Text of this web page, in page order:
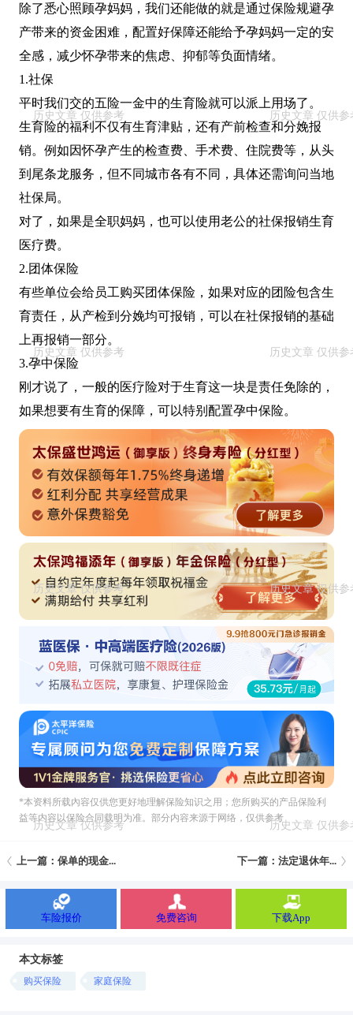
除了悉心照顾孕妈妈，我们还能做的就是通过保险规避孕
产带来的资金困难，配置好保障还能给予孕妈妈一定的安
全感，减少怀孕带来的焦虑、抑郁等负面情绪。
1.社保
平时我们交的五险一金中的生育险就可以派上用场了。
生育险的福利不仅有生育津贴，还有产前检查和分娩报
销。例如因怀孕产生的检查费、手术费、住院费等，从头
到尾条龙服务，但不同城市各有不同，具体还需询问当地
社保局。
对了，如果是全职妈妈，也可以使用老公的社保报销生育
医疗费。
2.团体保险
有些单位会给员工购买团体保险，如果对应的团险包含生
育责任，从产检到分娩均可报销，可以在社保报销的基础
上再报销一部分。
3.孕中保险
刚才说了，一般的医疗险对于生育这一块是责任免除的，
如果想要有生育的保障，可以特别配置孕中保险。
*本资料所载內容仅供您更好地理解保险知识之用；您所购买的产品保险利
益等内容以保险合同载明为准。部分内容来源于网络，仅供参考
上一篇：保单的现金... 下一篇：法定退休年...
车险报价 免费咨询 下载App
本文标签
购买保险 家庭保险